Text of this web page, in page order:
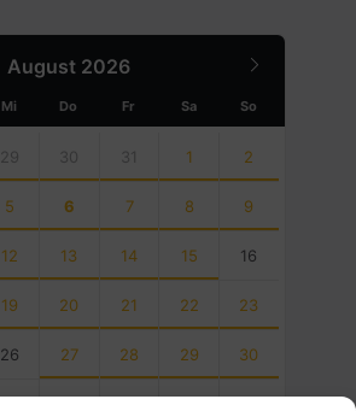
August 2026
Mi Do Fr Sa So
29 30 31 1 2
5 6 7 8 9
12 13 14 15 16
19 20 21 22 23
26 27 28 29 30